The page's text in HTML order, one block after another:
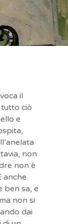
il
ciò
e
non
non è
anche
ben sa, e
non si
dai